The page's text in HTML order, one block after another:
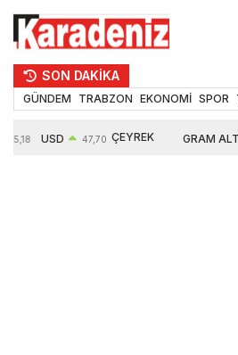
SON DAKİKA
GÜNDEM TRABZON EKONOMİ SPOR
55,18 USD 47,70 ÇEYREK GRAM